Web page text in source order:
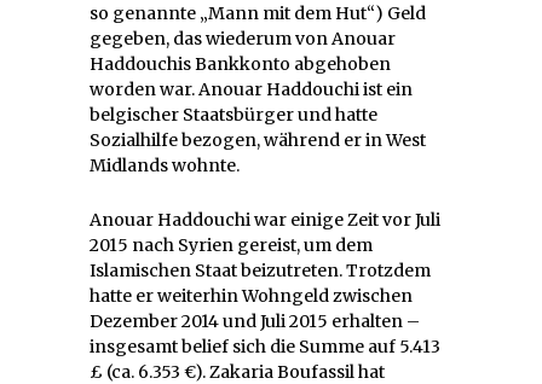
so genannte „Mann mit dem Hut“) Geld
gegeben, das wiederum von Anouar
Haddouchis Bankkonto abgehoben
worden war. Anouar Haddouchi ist ein
belgischer Staatsbürger und hatte
Sozialhilfe bezogen, während er in West
Midlands wohnte.
Anouar Haddouchi war einige Zeit vor Juli
2015 nach Syrien gereist, um dem
Islamischen Staat beizutreten. Trotzdem
hatte er weiterhin Wohngeld zwischen
Dezember 2014 und Juli 2015 erhalten –
insgesamt belief sich die Summe auf 5.413
£ (ca. 6.353 €). Zakaria Boufassil hat